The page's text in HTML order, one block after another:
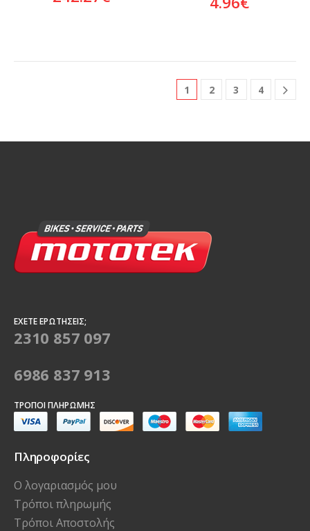
1 2 3 4
ΈΧΕΤΕ ΕΡΩΤΉΣΕΙΣ;
2310 857 097
6986 837 913
ΤΡΌΠΟΙ ΠΛΗΡΩΜΉΣ
Πληροφορίες
Ο λογαριασμός μου
Τρόποι πληρωμής
Τρόποι Αποστολής